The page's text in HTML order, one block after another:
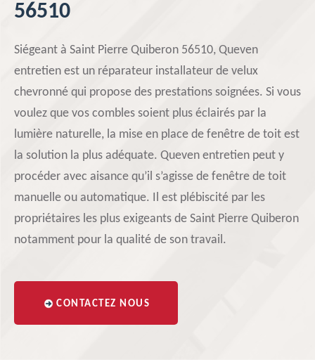
56510
Siégeant à Saint Pierre Quiberon 56510, Queven
entretien est un réparateur installateur de velux
chevronné qui propose des prestations soignées. Si vous
voulez que vos combles soient plus éclairés par la
lumière naturelle, la mise en place de fenêtre de toit est
la solution la plus adéquate. Queven entretien peut y
procéder avec aisance qu’il s’agisse de fenêtre de toit
manuelle ou automatique. Il est plébiscité par les
propriétaires les plus exigeants de Saint Pierre Quiberon
notamment pour la qualité de son travail.
CONTACTEZ NOUS